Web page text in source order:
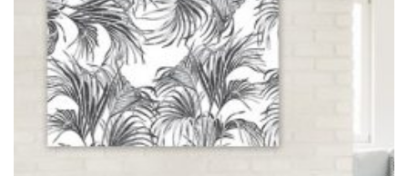
można
wybrać
na
stronie
produktu